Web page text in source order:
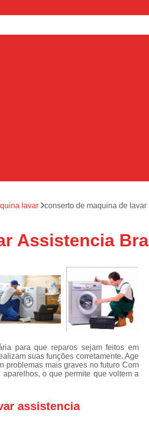
Assistencia Tecnica
Assistencia Tecnica Ar
Assistencia Tecnica
Assistencia Tecnica de
Assistencia Tecnica
Assistencia Tecnica para Ar Condicionado
Assistencia Tecnica de Geladeira Electrolux
Assistencia Tecnica Geladeira
Assistencia Tecnica Resfriar Geladeira
Geladeira Electrolux Assistencia
lavar conserto de maquina de
Assistencia
para que reparos sejam feitos em
suas funções corretamente. Age
problemas mais graves no futuro Com
o que permite que voltem a
assistencia